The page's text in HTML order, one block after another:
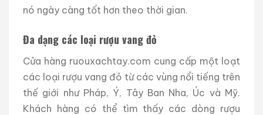
nó ngày càng tốt hơn theo thời gian.
Đa dạng các loại rượu vang đỏ
Cửa hàng ruouxachtay.com cung cấp một loạt
các loại rượu vang đỏ từ các vùng nổi tiếng trên
thế giới như Pháp, Ý, Tây Ban Nha, Úc và Mỹ.
Khách hàng có thể tìm thấy các dòng rượu